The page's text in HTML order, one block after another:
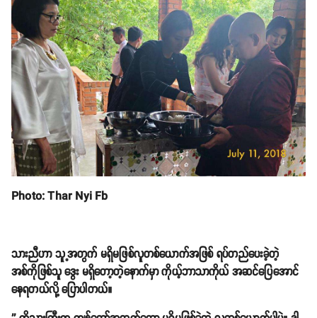
Photo: Thar Nyi Fb
သားညီဟာ သူ့အတွက် မရှိမဖြစ်လူတစ်ယောက်အဖြစ် ရပ်တည်ပေးခဲ့တဲ့
အစ်ကိုဖြစ်သူ ဒွေး မရှိတော့တဲ့နောက်မှာ ကိုယ့်ဘာသာကိုယ် အဆင်ပြေအောင်
နေရတယ်လို့ ပြောပါတယ်။